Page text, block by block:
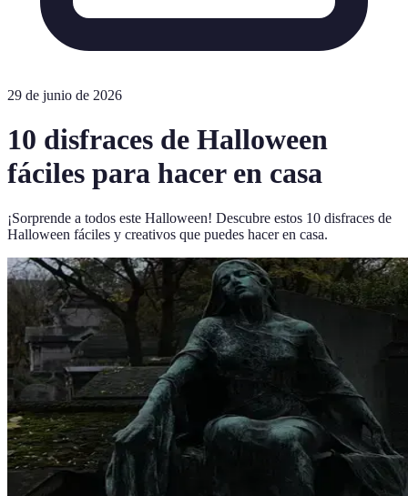
29 de junio de 2026
10 disfraces de Halloween
fáciles para hacer en casa
¡Sorprende a todos este Halloween! Descubre estos 10 disfraces de
Halloween fáciles y creativos que puedes hacer en casa.